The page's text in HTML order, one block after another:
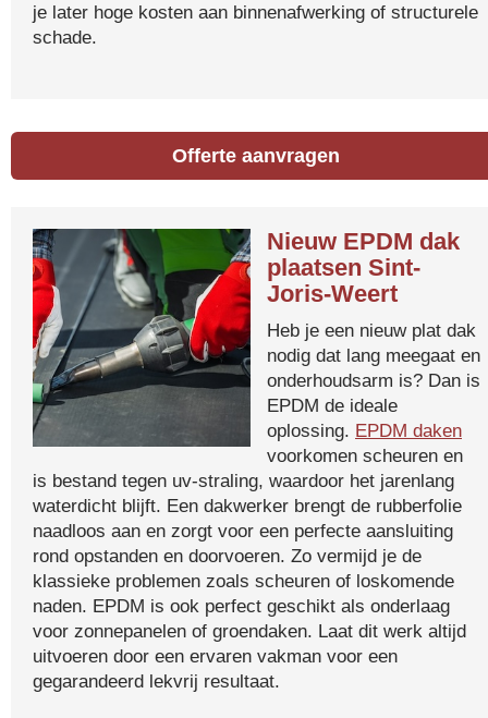
je later hoge kosten aan binnenafwerking of structurele
schade.
Offerte aanvragen
Nieuw EPDM dak
plaatsen Sint-
Joris-Weert
Heb je een nieuw plat dak
nodig dat lang meegaat en
onderhoudsarm is? Dan is
EPDM de ideale
oplossing. EPDM daken
voorkomen scheuren en
is bestand tegen uv-straling, waardoor het jarenlang
waterdicht blijft. Een dakwerker brengt de rubberfolie
naadloos aan en zorgt voor een perfecte aansluiting
rond opstanden en doorvoeren. Zo vermijd je de
klassieke problemen zoals scheuren of loskomende
naden. EPDM is ook perfect geschikt als onderlaag
voor zonnepanelen of groendaken. Laat dit werk altijd
uitvoeren door een ervaren vakman voor een
gegarandeerd lekvrij resultaat.